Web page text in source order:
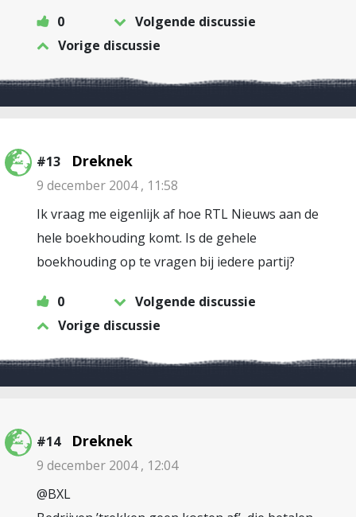
0
Volgende discussie
Vorige discussie
#13 Dreknek
9 december 2004 , 11:58
Ik vraag me eigenlijk af hoe RTL Nieuws aan de
hele boekhouding komt. Is de gehele
boekhouding op te vragen bij iedere partij?
0
Volgende discussie
Vorige discussie
#14 Dreknek
9 december 2004 , 12:04
@BXL